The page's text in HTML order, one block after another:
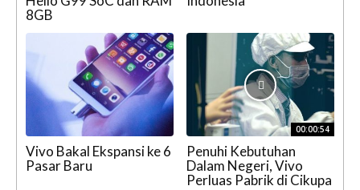
8GB
Vivo Bakal Ekspansi ke 6
Pasar Baru
00:00:54
Penuhi Kebutuhan
Dalam Negeri, Vivo
Perluas Pabrik di Cikupa